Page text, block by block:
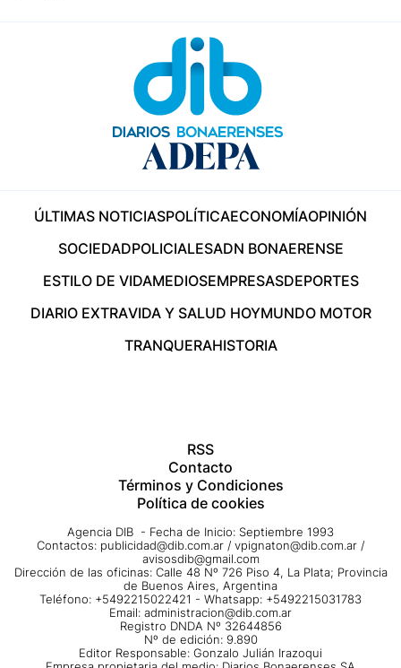
ÚLTIMAS NOTICIASPOLÍTICAECONOMÍAOPINIÓN
SOCIEDADPOLICIALESADN BONAERENSE
ESTILO DE VIDAMEDIOSEMPRESASDEPORTES
DIARIO EXTRAVIDA Y SALUD HOYMUNDO MOTOR
TRANQUERAHISTORIA
RSS
Contacto
Términos y Condiciones
Política de cookies
Agencia DIB - Fecha de Inicio: Septiembre 1993
Contactos: publicidad@dib.com.ar / vpignaton@dib.com.ar /
avisosdib@gmail.com
Dirección de las oficinas: Calle 48 Nº 726 Piso 4, La Plata; Provincia
de Buenos Aires, Argentina
Teléfono: +5492215022421 - Whatsapp: +5492215031783
Email: administracion@dib.com.ar
Registro DNDA Nº 32644856
Nº de edición: 9.890
Editor Responsable: Gonzalo Julián Irazoqui